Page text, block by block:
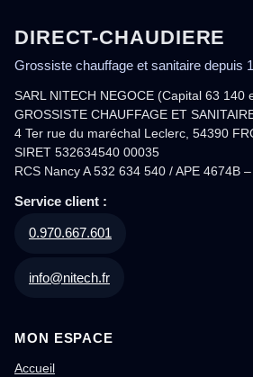
DIRECT-CHAUDIERE
Grossiste chauffage et sanitaire depuis
SARL NITECH NEGOCE (Capital 63 140
GROSSISTE CHAUFFAGE ET
4 Ter rue du maréchal Leclerc, 54390
SIRET 532634540 00035
RCS Nancy A 532 634 540 / APE 4674B
Service client :
0.970.667.601
info@nitech.fr
MON ESPACE
Accueil